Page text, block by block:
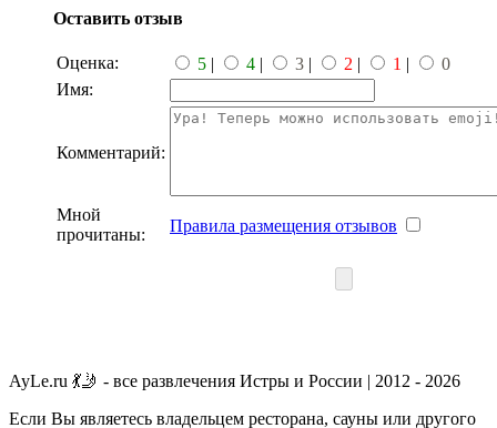
Оставить отзыв
Оценка: 5 | 4 | 3 | 2 | 1 |
0
Имя:
Комментарий:
Мной
прочитаны:
Правила размещения отзывов
AyLe.ru 💃🤳 - все развлечения Истры и России | 2012 - 2026
Если Вы являетесь владельцем ресторана, сауны или другого